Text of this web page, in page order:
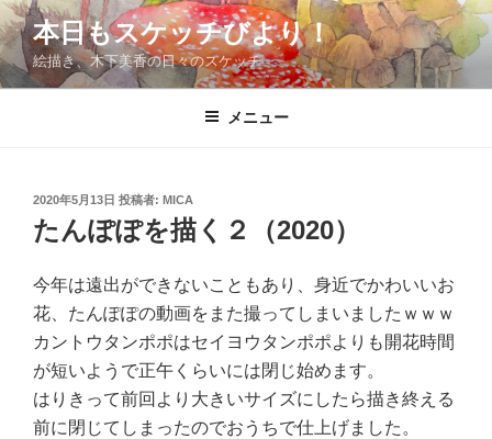
コ
ン
テ
ン
本日もスケッチびより！
絵描き、木下美香の日々のスケッチ
メニュー
投
稿
日:
2020年5月13日 投稿者: MICA
たんぽぽを描く２（2020）
今年は遠出ができないこともあり、身近でかわいいお
花、たんぽぽの動画をまた撮ってしまいましたｗｗｗ
カントウタンポポはセイヨウタンポポよりも開花時間
が短いようで正午くらいには閉じ始めます。
はりきって前回より大きいサイズにしたら描き終える
前に閉じてしまったのでおうちで仕上げました。